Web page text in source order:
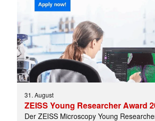
31. August
ZEISS Young Researcher Award
Der ZEISS Microscopy Young